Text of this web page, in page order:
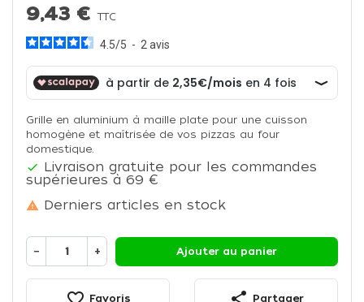
9,43 €TTC
4.5/5 - 2 avis
Grille en aluminium à maille plate pour une cuisson
homogène et maîtrisée de vos pizzas au four
domestique.
 Livraison gratuite pour les commandes
supérieures à 69 €
 Derniers articles en stock
− + Ajouter au panier
Favoris Partager